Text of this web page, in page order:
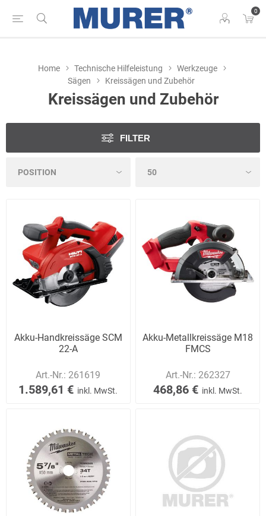
0
Home Technische Hilfeleistung
Werkzeuge
Sägen
Kreissägen und Zubehör
Kreissägen und Zubehör
FILTER
Akku-Handkreissäge SCM
22-A
Art.-Nr.: 261619
1.589,61 € inkl. MwSt.
Akku-Metallkreissäge M18
FMCS
Art.-Nr.: 262327
468,86 € inkl. MwSt.